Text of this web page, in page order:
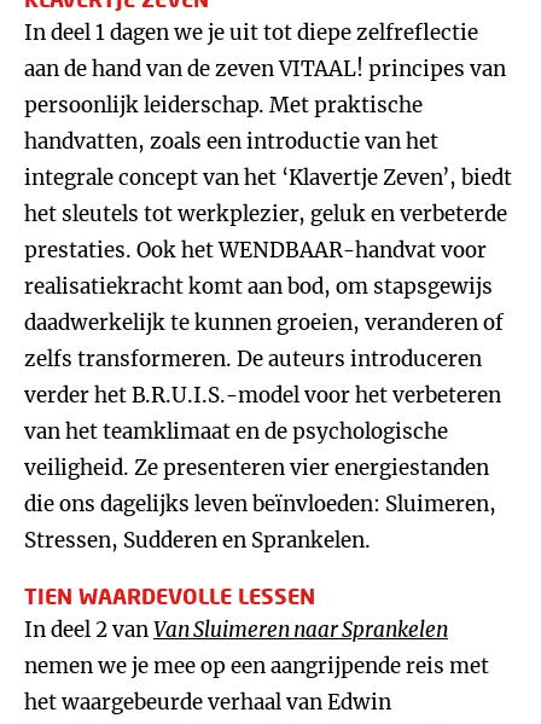
In deel 1 dagen we je uit tot diepe zelfreflectie
aan de hand van de zeven VITAAL! principes van
persoonlijk leiderschap. Met praktische
handvatten, zoals een introductie van het
integrale concept van het ‘Klavertje Zeven’, biedt
het sleutels tot werkplezier, geluk en verbeterde
prestaties. Ook het WENDBAAR-handvat voor
realisatiekracht komt aan bod, om stapsgewijs
daadwerkelijk te kunnen groeien, veranderen of
zelfs transformeren. De auteurs introduceren
verder het B.R.U.I.S.-model voor het verbeteren
van het teamklimaat en de psychologische
veiligheid. Ze presenteren vier energiestanden
die ons dagelijks leven beïnvloeden: Sluimeren,
Stressen, Sudderen en Sprankelen.
TIEN WAARDEVOLLE LESSEN
In deel 2 vanVan Sluimeren naar Sprankelen
nemen we je mee op een aangrijpende reis met
het waargebeurde verhaal van Edwin